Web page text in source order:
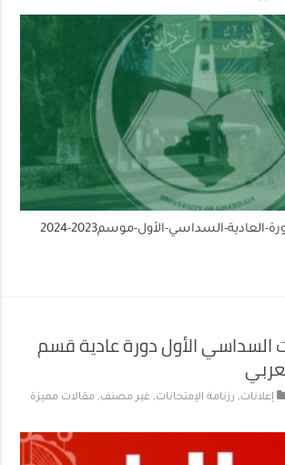
العادية-السداسي-الأول-موسم2023-2024
السداسي الأول دورة عادية قسم
إعلانات, رزنامة الإمتحانات,غير مصنف, مقالات مميزة